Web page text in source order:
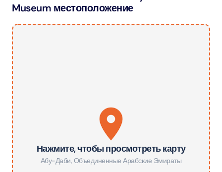
Museum местоположение
Нажмите, чтобы просмотреть карту
Абу-Даби, Объединенные Арабские Эмираты